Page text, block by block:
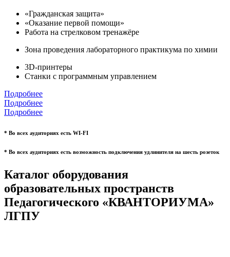
«Гражданская защита»
«Оказание первой помощи»
Работа на стрелковом тренажёре
Зона проведения лабораторного практикума по химии
3D-принтеры
Станки с программным управлением
Подробнее
Подробнее
Подробнее
* Во всех аудиториях есть WI-FI
* Во всех аудиториях есть возможность подключения удлинителя на шесть розеток
Каталог оборудования
образовательных пространств
Педагогического «КВАНТОРИУМА»
ЛГПУ